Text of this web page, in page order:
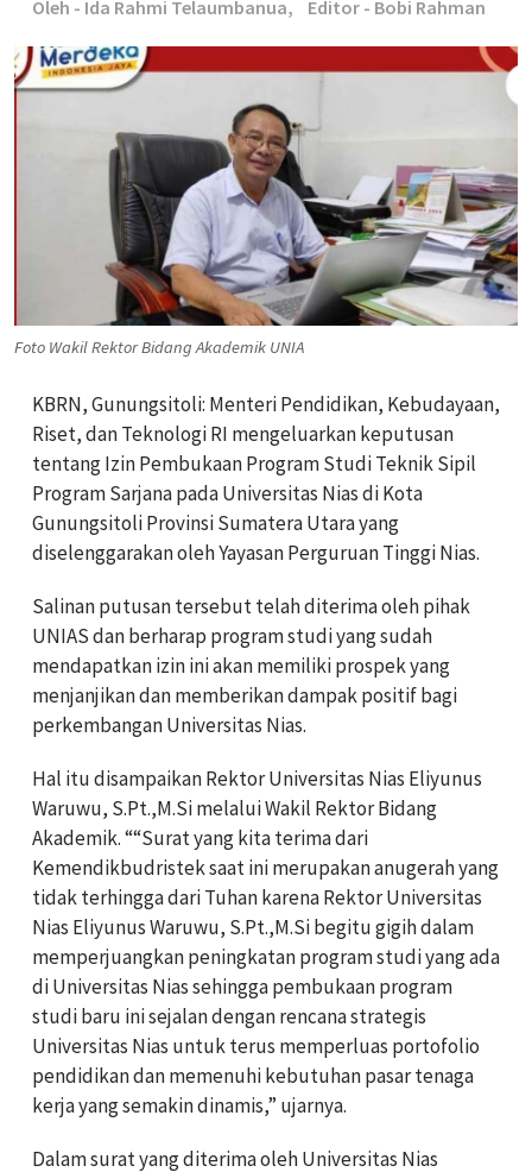
Oleh - Ida Rahmi Telaumbanua,
Editor - Bobi Rahman
Foto Wakil Rektor Bidang Akademik UNIA
KBRN, Gunungsitoli: Menteri Pendidikan, Kebudayaan,
Riset, dan Teknologi RI mengeluarkan keputusan
tentang Izin Pembukaan Program Studi Teknik Sipil
Program Sarjana pada Universitas Nias di Kota
Gunungsitoli Provinsi Sumatera Utara yang
diselenggarakan oleh Yayasan Perguruan Tinggi Nias.
Salinan putusan tersebut telah diterima oleh pihak
UNIAS dan berharap program studi yang sudah
mendapatkan izin ini akan memiliki prospek yang
menjanjikan dan memberikan dampak positif bagi
perkembangan Universitas Nias.
Hal itu disampaikan Rektor Universitas Nias Eliyunus
Waruwu, S.Pt.,M.Si melalui Wakil Rektor Bidang
Akademik. ““Surat yang kita terima dari
Kemendikbudristek saat ini merupakan anugerah yang
tidak terhingga dari Tuhan karena Rektor Universitas
Nias Eliyunus Waruwu, S.Pt.,M.Si begitu gigih dalam
memperjuangkan peningkatan program studi yang ada
di Universitas Nias sehingga pembukaan program
studi baru ini sejalan dengan rencana strategis
Universitas Nias untuk terus memperluas portofolio
pendidikan dan memenuhi kebutuhan pasar tenaga
kerja yang semakin dinamis,” ujarnya.
Dalam surat yang diterima oleh Universitas Nias